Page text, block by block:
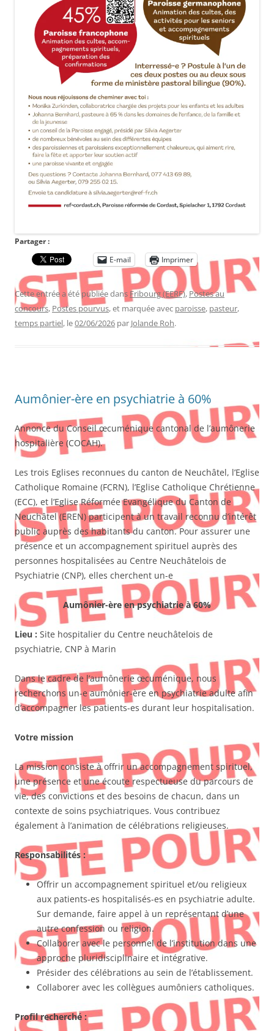
Partager :
E-mail
Imprimer
Cette entrée a été publiée dans Fribourg (EERF), Postes au
concours, Postes pourvus, et marquée avec paroisse, pasteur,
temps partiel, le02/06/2026 par Jolande Roh.
Aumônier-ère en psychiatrie à 60%
Annonce du Conseil œcuménique cantonal de l’aumônerie
hospitalière (COCAH).
Les trois Eglises reconnues du canton de Neuchâtel, l’Eglise
Catholique Romaine (FCRN), l’Eglise Catholique Chrétienne
(ECC), et l’Eglise Réformée Evangélique du Canton de
Neuchâtel (EREN) participent à un travail reconnu d’intérêt
public auprès des habitants du canton. Pour assurer une
présence et un accompagnement spirituel auprès des
personnes hospitalisées au Centre Neuchâtelois de
Psychiatrie (CNP), elles cherchent un-e
Aumônier-ère en psychiatrie à 60%
Lieu : Site hospitalier du Centre neuchâtelois de
psychiatrie, CNP à Marin
Dans le cadre de l’aumônerie œcuménique, nous
recherchons un-e aumônier-ère en psychiatrie adulte afin
d’accompagner les patients-es durant leur hospitalisation.
Votre mission
La mission consiste à offrir un accompagnement spirituel,
une présence et une écoute respectueuse du parcours de
vie, des convictions et des besoins de chacun, dans un
contexte de soins psychiatriques. Vous contribuez
également à l’animation de célébrations religieuses.
Responsabilités :
Offrir un accompagnement spirituel et/ou religieux
aux patients-es hospitalisés-es en psychiatrie adulte.
Sur demande, faire appel à un représentant d’une
autre confession ou religion.
Collaborer avec le personnel de l’institution dans une
approche pluridisciplinaire et intégrative.
Présider des célébrations au sein de l’établissement.
Collaborer avec les collègues aumôniers catholiques.
Profil recherché :